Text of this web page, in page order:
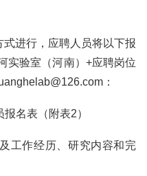
进行，应聘人员将以下报
实验室（河南）+应聘岗位
：
名表（附表2）
工作经历、研究内容和完